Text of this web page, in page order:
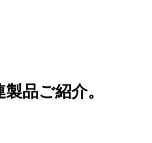
品ご紹介。